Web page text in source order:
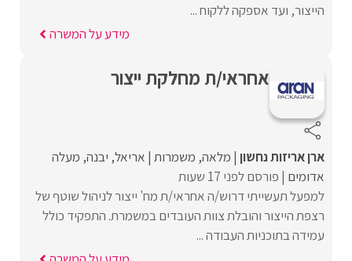
הייצור, ועד אספקה ללקוח ...
מידע על המשרה
אחראי/ת מחלקת ייצור
ארן אריזות נחשון מלאה משמרות אריאל יבנה מעלה
אדומים פורסם לפני 17 שעות
למפעל תעשייתי דרוש/ה אחראי/ת מח' ייצור לניהול שוטף של
רצפת הייצור והובלת צוות העובדים במשמרת. התפקיד כולל
עמידה בתוכניות העבודה ...